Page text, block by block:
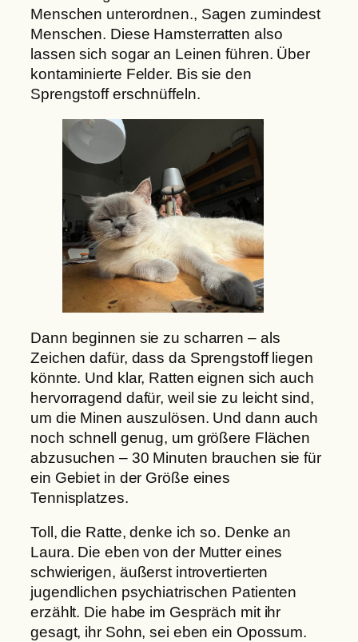
Menschen unterordnen., Sagen zumindest
Menschen. Diese Hamsterratten also
lassen sich sogar an Leinen führen. Über
kontaminierte Felder. Bis sie den
Sprengstoff erschnüffeln.
Dann beginnen sie zu scharren – als
Zeichen dafür, dass da Sprengstoff liegen
könnte. Und klar, Ratten eignen sich auch
hervorragend dafür, weil sie zu leicht sind,
um die Minen auszulösen. Und dann auch
noch schnell genug, um größere Flächen
abzusuchen – 30 Minuten brauchen sie für
ein Gebiet in der Größe eines
Tennisplatzes.
Toll, die Ratte, denke ich so. Denke an
Laura. Die eben von der Mutter eines
schwierigen, äußerst introvertierten
jugendlichen psychiatrischen Patienten
erzählt. Die habe im Gespräch mit ihr
gesagt, ihr Sohn, sei eben ein Opossum.